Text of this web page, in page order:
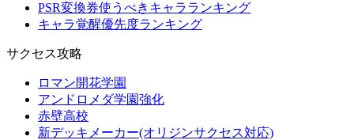
PSR変換券使うべきキャラランキング
キャラ覚醒優先度ランキング
サクセス攻略
ロマン開花学園
アンドロメダ学園強化
赤壁高校
新デッキメーカー(オリジンサクセス対応)